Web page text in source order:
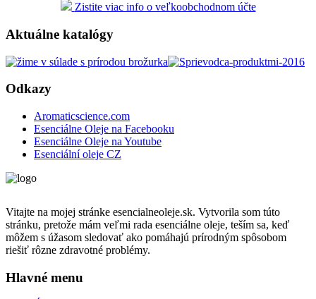
Zistite viac info o veľkoobchodnom účte
Aktuálne katalógy
Odkazy
Aromaticscience.com
Esenciálne Oleje na Facebooku
Esenciálne Oleje na Youtube
Esenciální oleje CZ
Vitajte na mojej stránke esencialneoleje.sk. Vytvorila som túto
stránku, pretože mám veľmi rada esenciálne oleje, teším sa, keď
môžem s úžasom sledovať ako pomáhajú prírodným spôsobom
riešiť rôzne zdravotné problémy.
Hlavné menu